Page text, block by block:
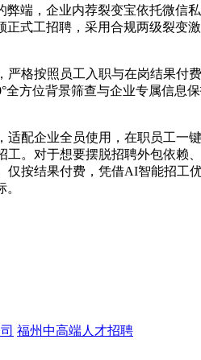
端，企业内荐裂变宝依托微信
式工招聘，采用合规两级裂变
格按照员工入职与在岗结果付
方位背景筛查与企业专属信息
配企业全员使用，在职员工一
。对于想要摆脱招聘外包依赖
按结果付费，凭借AI智能招工
福州中高端人才招聘